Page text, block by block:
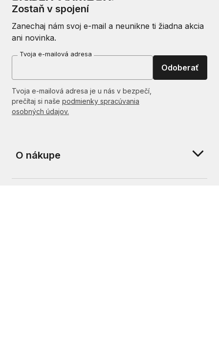
Zostaň v spojení
Zanechaj nám svoj e-mail a neunikne ti žiadna akcia
ani novinka.
Tvoja e-mailová adresa
Odoberať
Tvoja e-mailová adresa je u nás v bezpečí,
prečítaj si naše podmienky spracúvania
osobných údajov.
O nákupe